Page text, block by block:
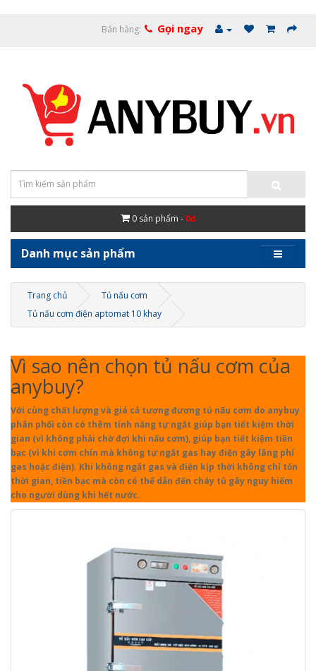
Bán hàng: Gọi ngay
0 sản phẩm - 0đ
Danh mục sản phẩm
Trang chủ
Tủ nấu cơm
Tủ nấu cơm điện aptomat 10 khay
Vì sao nên chọn tủ nấu cơm của
anybuy?
Với cùng chất lượng và giá cả tương đương tủ nấu cơm do anybuy
phân phối còn có thêm tính năng tự ngắt giúp bạn tiết kiệm thời
gian (vì không phải chờ đợi khi nấu cơm), giúp bạn tiết kiệm tiền
bạc (vì khi cơm chín mà không tự ngắt gas hay điện gây lãng phí
gas hoặc điện). Khi không ngắt gas và điện kịp thời không chỉ tốn
thời gian, tiền bạc mà còn có thể dẫn đến cháy tủ gây nguy hiểm
cho người dùng khi hết nước.